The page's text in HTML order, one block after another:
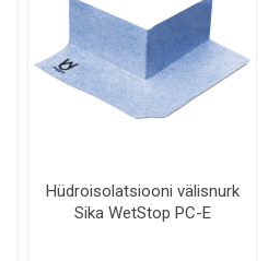
Hüdroisolatsiooni välisnurk
Sika WetStop PC-E